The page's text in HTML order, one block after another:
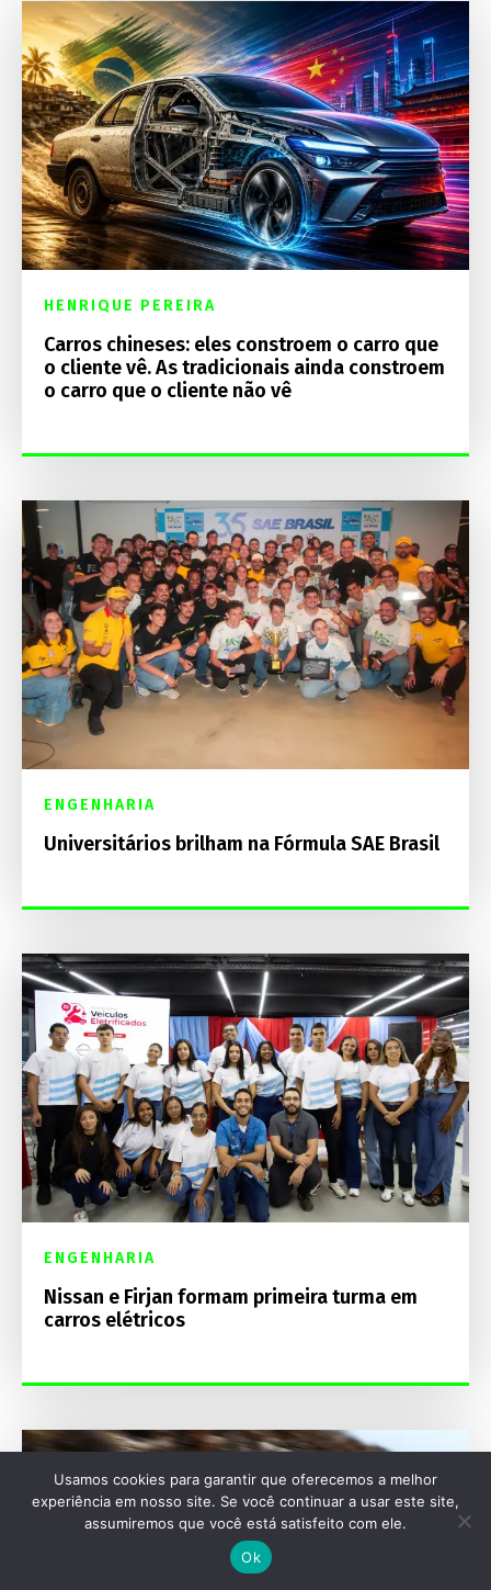
HENRIQUE PEREIRA
Carros chineses: eles constroem o carro que
o cliente vê. As tradicionais ainda constroem
o carro que o cliente não vê
ENGENHARIA
Universitários brilham na Fórmula SAE Brasil
ENGENHARIA
Nissan e Firjan formam primeira turma em
carros elétricos
Usamos cookies para garantir que oferecemos a melhor
experiência em nosso site. Se você continuar a usar este site,
assumiremos que você está satisfeito com ele.
Ok